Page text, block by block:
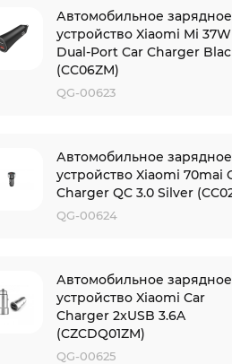
Автомобильное зарядное
устройство Xiaomi Mi 37W
Dual-Port Car Charger
(CC06ZM)
QG-00623
Автомобильное зарядное
устройство Xiaomi 70mai
Charger QC 3.0 Silver
QG-00624
Автомобильное зарядное
устройство Xiaomi Car
Charger 2xUSB 3.6A
(CZCDQ01ZM)
QG-00625